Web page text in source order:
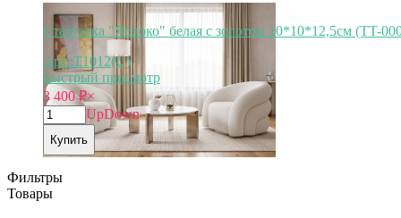
Статуэтка "Яблоко" белая с золотом 10*10*12,5см (TT-
Арт.:T1012(U)
Быстрый просмотр
3 400₽×
UpDown
Купить
Фильтры
Товары